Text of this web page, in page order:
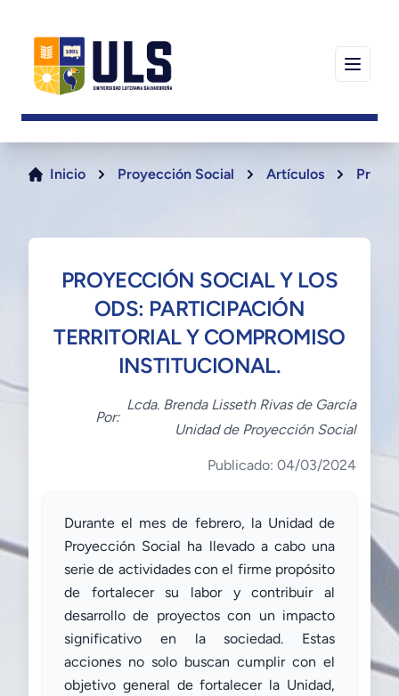
Inicio Proyección Social Artículos
PROYECCIÓN SOCIAL Y LOS
ODS: PARTICIPACIÓN
TERRITORIAL Y COMPROMISO
INSTITUCIONAL.
Por:
Lcda. Brenda Lisseth Rivas de García
Unidad de Proyección Social
Publicado: 04/03/2024
Durante el mes de febrero, la Unidad de
Proyección Social ha llevado a cabo una
serie de actividades con el firme propósito
de fortalecer su labor y contribuir al
desarrollo de proyectos con un impacto
significativo en la sociedad. Estas
acciones no solo buscan cumplir con el
objetivo general de fortalecer la Unidad,